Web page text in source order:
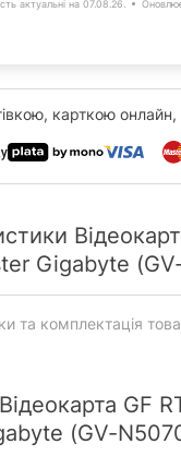
актуальні на 07.08.26.
карткою
Gigabyte
та комплектація
GF
(GV-